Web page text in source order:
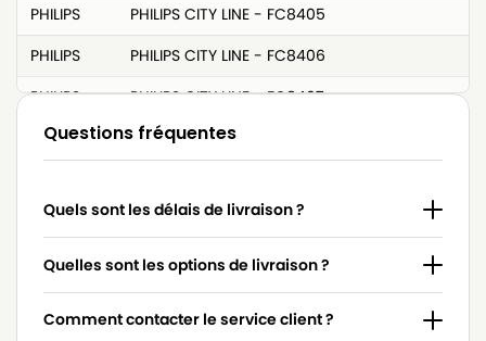
PHILIPS
PHILIPS CITY LINE - FC8405
PHILIPS
PHILIPS CITY LINE - FC8406
PHILIPS
PHILIPS CITY LINE - FC8407
PHILIPS
PHILIPS CITY LINE - FC8408
PHILIPS
PHILIPS CITY LINE - FC8410
PHILIPS
PHILIPS CITY LINE - FC8411
Questions fréquentes
Quels sont les délais de livraison ?
Quelles sont les options de livraison ?
Comment contacter le service client ?